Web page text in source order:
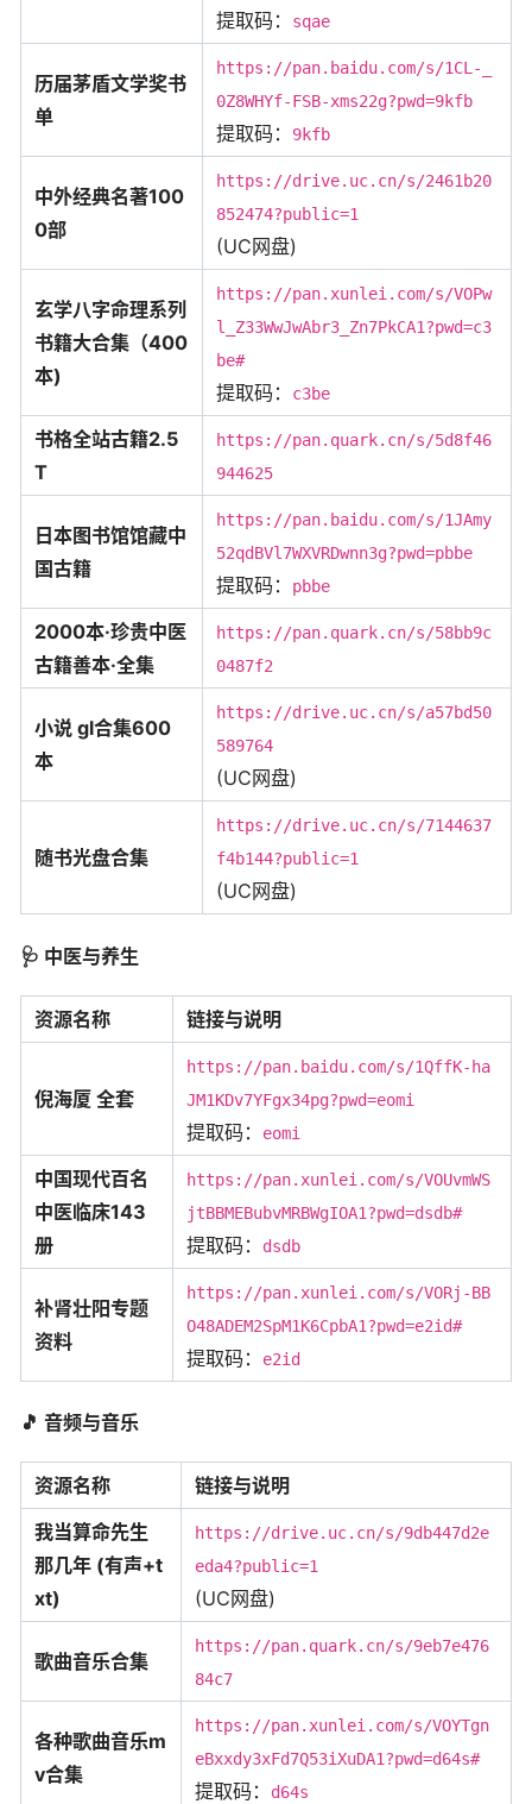
提取码： sqae
历届茅盾文学奖书
单
https://pan.baidu.com/s/1CL-_
0Z8WHYf-FSB-xms22g?pwd=9kfb
提取码： 9kfb
中外经典名著100
0部
https://drive.uc.cn/s/2461b20
852474?public=1
(UC网盘)
玄学八字命理系列
书籍大合集（400
本)
https://pan.xunlei.com/s/VOPw
l_Z33WwJwAbr3_Zn7PkCA1?pwd=c3
be#
提取码： c3be
书格全站古籍2.5
T
https://pan.quark.cn/s/5d8f46
944625
日本图书馆馆藏中
国古籍
https://pan.baidu.com/s/1JAmy
52qdBVl7WXVRDwnn3g?pwd=pbbe
提取码： pbbe
2000本·珍贵中医
古籍善本·全集
https://pan.quark.cn/s/58bb9c
0487f2
小说 gl合集600
本
https://drive.uc.cn/s/a57bd50
589764
(UC网盘)
随书光盘合集
https://drive.uc.cn/s/7144637
f4b144?public=1
(UC网盘)
🩺 中医与养生
资源名称 链接与说明
倪海厦 全套
https://pan.baidu.com/s/1QffK-ha
JM1KDv7YFgx34pg?pwd=eomi
提取码： eomi
中国现代百名
中医临床143
册
https://pan.xunlei.com/s/VOUvmWS
jtBBMEBubvMRBWgIOA1?pwd=dsdb#
提取码： dsdb
补肾壮阳专题
资料
https://pan.xunlei.com/s/VORj-BB
O48ADEM2SpM1K6CpbA1?pwd=e2id#
提取码： e2id
🎵 音频与音乐
资源名称
链接与说明
我当算命先生
那几年 (有声+t
xt)
https://drive.uc.cn/s/9db447d2e
eda4?public=1
(UC网盘)
歌曲音乐合集
https://pan.quark.cn/s/9eb7e476
84c7
各种歌曲音乐m
v合集
https://pan.xunlei.com/s/VOYTgn
eBxxdy3xFd7Q53iXuDA1?pwd=d64s#
提取码： d64s